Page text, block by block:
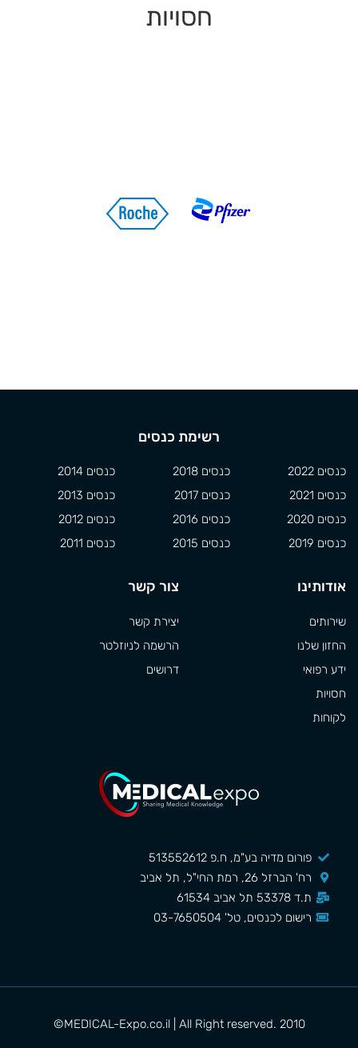
חסויות
פורום מדיה בע"מ, ח.פ 513552612
רח' הברזל 26, רמת החי"ל, תל אביב
ת.ד 53378 תל אביב 61534
רישום לכנסים, טל' 03-7650504
רשימת כנסים
כנסים 2022
כנסים 2021
כנסים 2020
כנסים 2019
כנסים 2018
כנסים 2017
כנסים 2016
כנסים 2015
כנסים 2014
כנסים 2013
כנסים 2012
כנסים 2011
אודותינו
שירותים
החזון שלנו
ידע רפואי
חסויות
לקוחות
צור קשר
יצירת קשר
הרשמה לניוזלטר
דרושים
MEDICAL-Expo.co.il | All Right reserved. 2010©